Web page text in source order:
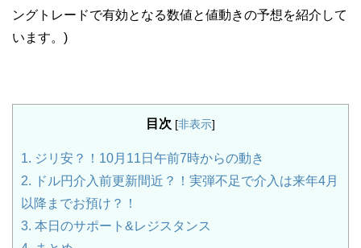
ングトレードで有効となる数値と値動きの予想を紹介して
います。)
目次 [非表示]
1. ジリ安？！10月11日午前7時からの動き
2. ドル円介入前更新間近？！実弾不足で介入は来年4月
以降までお預け？！
3. 本日のサポート&レジスタンス